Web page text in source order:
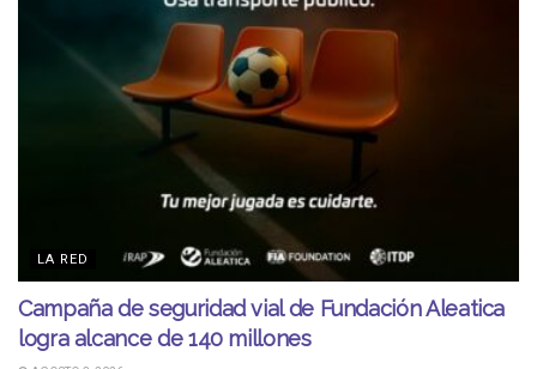
LA RED
Campaña de seguridad vial de Fundación Aleatica
logra alcance de 140 millones